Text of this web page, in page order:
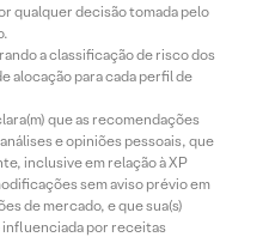
qualquer decisão tomada pelo
a classificação de risco dos
alocação para cada perfil de
que as recomendações
e opiniões pessoais, que
inclusive em relação à XP
sem aviso prévio em
de mercado, e que sua(s)
influenciada por receitas